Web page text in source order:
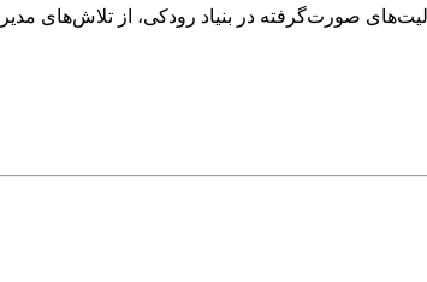
صورت‌گرفته در بنیاد رودکی، از تلاش‌های